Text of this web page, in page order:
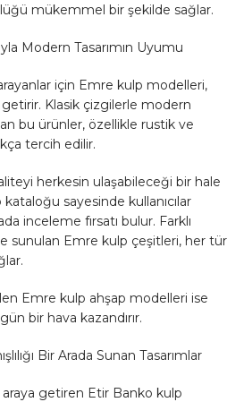
mükemmel bir şekilde sağlar.
Modern Tasarımın Uyumu
için Emre kulp modelleri,
getirir. Klasik çizgilerle modern
bu ürünler, özellikle rustik ve
tercih edilir.
herkesin ulaşabileceği bir hale
sayesinde kullanıcılar
inceleme fırsatı bulur. Farklı
sunulan Emre kulp çeşitleri, her tür
Emre kulp ahşap modelleri ise
bir hava kazandırır.
Bir Arada Sunan Tasarımlar
getiren Etir Banko kulp